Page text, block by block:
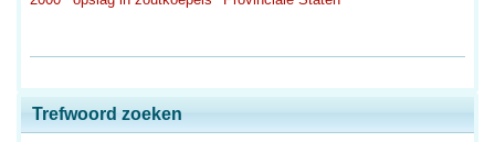
Trefwoord zoeken